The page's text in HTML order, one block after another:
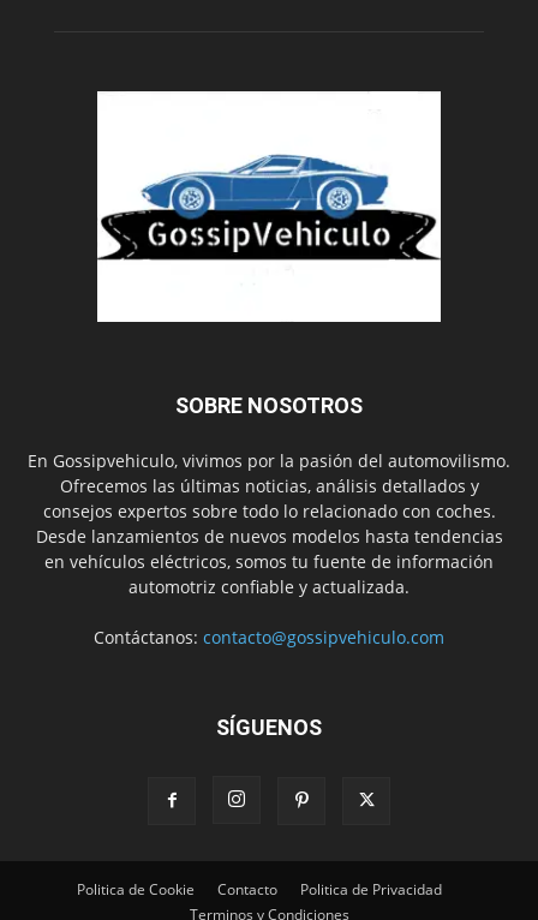
SOBRE NOSOTROS
En Gossipvehiculo, vivimos por la pasión del automovilismo.
Ofrecemos las últimas noticias, análisis detallados y
consejos expertos sobre todo lo relacionado con coches.
Desde lanzamientos de nuevos modelos hasta tendencias
en vehículos eléctricos, somos tu fuente de información
automotriz confiable y actualizada.
Contáctanos: contacto@gossipvehiculo.com
SÍGUENOS
Politica de Cookie Contacto
Politica de Privacidad
Terminos y Condiciones